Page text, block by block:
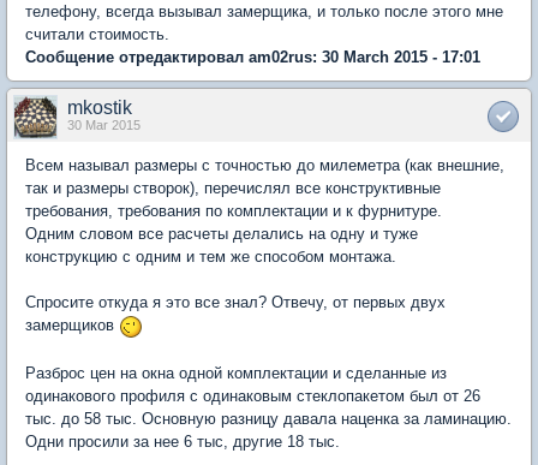
телефону, всегда вызывал замерщика, и только после этого мне
считали стоимость.
Сообщение отредактировал am02rus: 30 March 2015 - 17:01
mkostik
30 Mar 2015
Всем называл размеры с точностью до милеметра (как внешние,
так и размеры створок), перечислял все конструктивные
требования, требования по комплектации и к фурнитуре.
Одним словом все расчеты делались на одну и туже
конструкцию с одним и тем же способом монтажа.
Спросите откуда я это все знал? Отвечу, от первых двух
замерщиков
Разброс цен на окна одной комплектации и сделанные из
одинакового профиля с одинаковым стеклопакетом был от 26
тыс. до 58 тыс. Основную разницу давала наценка за ламинацию.
Одни просили за нее 6 тыс, другие 18 тыс.